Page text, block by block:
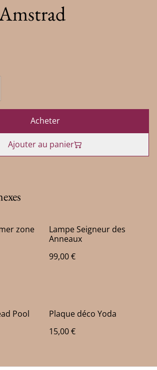
Acheter
Ajouter au panier
zone
Lampe Seigneur des
Anneaux
99,00 €
Pool
Plaque déco Yoda
15,00 €